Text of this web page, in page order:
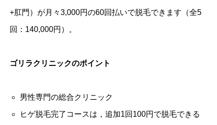
+肛門）が月々3,000円の60回払いで脱毛できます（全5
回：140,000円）。
ゴリラクリニックのポイント
男性専門の総合クリニック
ヒゲ脱毛完了コースは，追加1回100円で脱毛できる